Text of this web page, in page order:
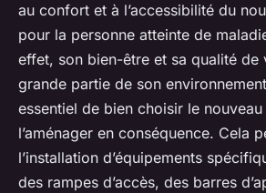
au confort et à l’accessibilité du
pour la personne atteinte de
effet, son bien-être et sa qualité de
grande partie de son
essentiel de bien choisir le
l’aménager en conséquence. Cela
l’installation d’équipements
des rampes d’accès, des barres